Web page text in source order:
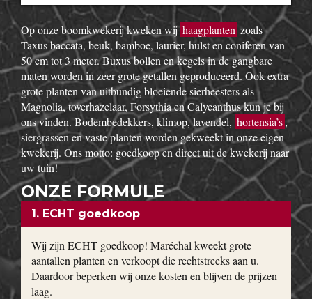
Op onze boomkwekerij kweken wijhaagplanten zoals
Taxus baccata, beuk, bamboe, laurier, hulst en coniferen van
50 cm tot 3 meter. Buxus bollen en kegels in de gangbare
maten worden in zeer grote getallen geproduceerd. Ook extra
grote planten van uitbundig bloeiende sierheesters als
Magnolia, toverhazelaar, Forsythia en Calycanthus kun je bij
ons vinden. Bodembedekkers, klimop, lavendel, hortensia’s,
siergrassen en vaste planten worden gekweekt in onze eigen
kwekerij. Ons motto: goedkoop en direct uit de kwekerij naar
uw tuin!
ONZE FORMULE
1. ECHT goedkoop
Wij zijn ECHT goedkoop! Maréchal kweekt grote
aantallen planten en verkoopt die rechtstreeks aan u.
Daardoor beperken wij onze kosten en blijven de prijzen
laag.